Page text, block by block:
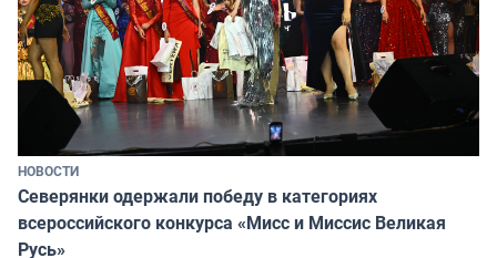
НОВОСТИ
Северянки одержали победу в категориях
всероссийского конкурса «Мисс и Миссис Великая
Русь»